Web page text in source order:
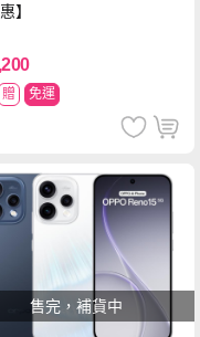
】
贈 免運
售完，補貨中